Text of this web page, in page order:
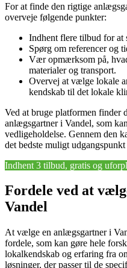
For at finde den rigtige
overveje følgende punkter:
Indhent flere tilbud for at
Spørg om referencer og
Vær opmærksom på,
materialer og transport.
Overvej at vælge lokale
kendskab til det lokale
Ved at bruge platformen finder
anlægsgartner i Vandel, som
vedligeholdelse. Gennem den
det bedste muligt
Indhent 3 tilbud, gratis og
Fordele ved at
Vandel
At vælge en anlægsgartner i
fordele, som kan gøre hele
lokalkendskab og erfaring fra
løsninger, der passer til de